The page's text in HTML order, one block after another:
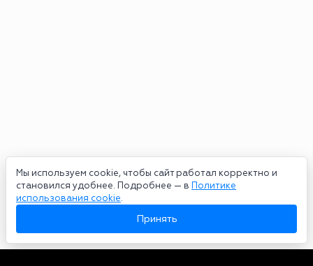
Мы используем cookie, чтобы сайт работал корректно и
становился удобнее. Подробнее — в Политике
использования cookie.
Принять